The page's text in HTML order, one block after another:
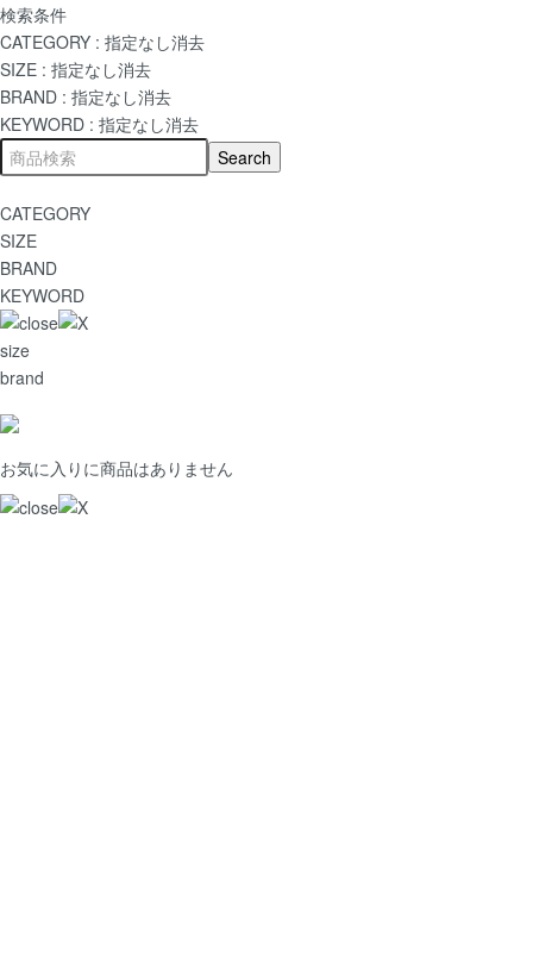
検索条件
CATEGORY : 指定なし消去
SIZE : 指定なし消去
BRAND : 指定なし消去
KEYWORD : 指定なし消去
CATEGORY
SIZE
BRAND
KEYWORD
size
brand
お気に入りに商品はありません